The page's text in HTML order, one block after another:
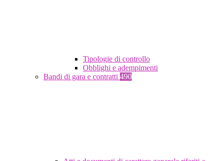
Tipologie di controllo
Obblighi e adempimenti
Bandi di gara e contratti 490